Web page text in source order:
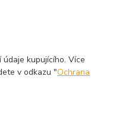
kupujícího. Více
te v odkazu "Ochrana